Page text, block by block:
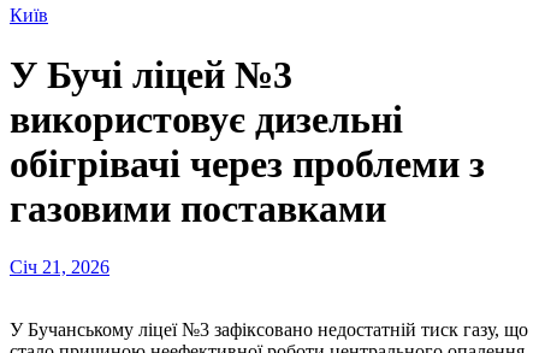
Київ
У Бучі ліцей №3
використовує дизельні
обігрівачі через проблеми з
газовими поставками
Січ 21, 2026
У Бучанському ліцеї №3 зафіксовано недостатній тиск газу, що